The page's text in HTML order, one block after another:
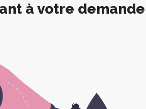
à votre demande